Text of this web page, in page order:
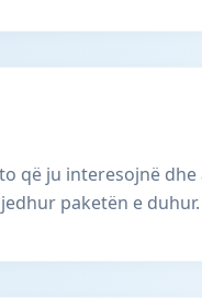
që ju interesojnë
paketën e duhur.